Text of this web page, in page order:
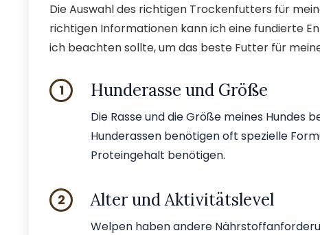
Die Auswahl des richtigen Trockenfutters für
richtigen Informationen kann ich eine fundierte
ich beachten sollte, um das beste Futter für
1 Hunderasse und Größe
Die Rasse und die Größe meines Hundes
Hunderassen benötigen oft spezielle
Proteingehalt benötigen.
2 Alter und Aktivitätslevel
Welpen haben andere